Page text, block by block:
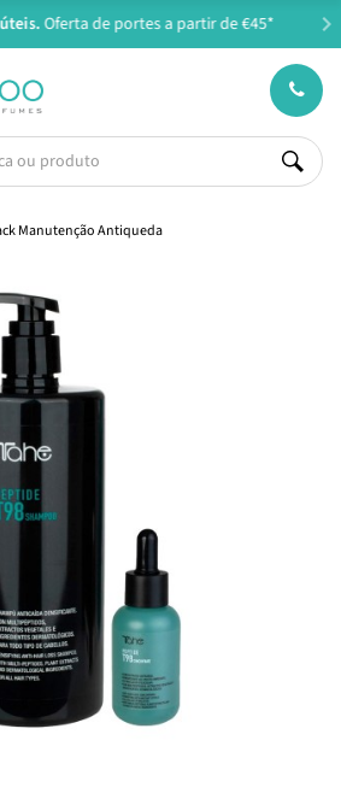
Oferta de portes a partir de €45*
Manutenção Antiqueda